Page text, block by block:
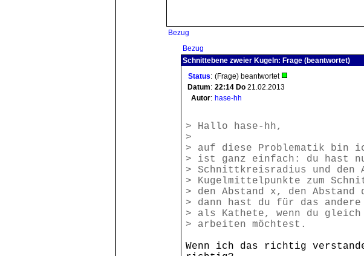
Bezug
Bezug
Schnittebene zweier Kugeln: Frage (beantwortet)
Status: (Frage) beantwortet
Datum: 22:14 Do 21.02.2013
Autor: hase-hh
> Hallo hase-hh,
>
> auf diese Problematik bin
> ist ganz einfach: du hast
> Schnittkreisradius und den
> Kugelmittelpunkte zum
> den Abstand x, den
> dann hast du für das
> als Kathete, wenn du
> arbeiten möchtest.
Wenn ich das richtig